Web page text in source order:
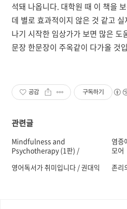
석돼 나옵니다. 대학원 때 이 책을
데 별로 효과적이지 않은 것 같고
나기 시작한 임상가가 보면 많은 도
문장 한문장이 주옥같이 다가올 것
공감 구독하기
관련글
Mindfulness and
Psychotherapy (1판) /
염증
모어
영어독서가 취미입니다 / 권대익
존리